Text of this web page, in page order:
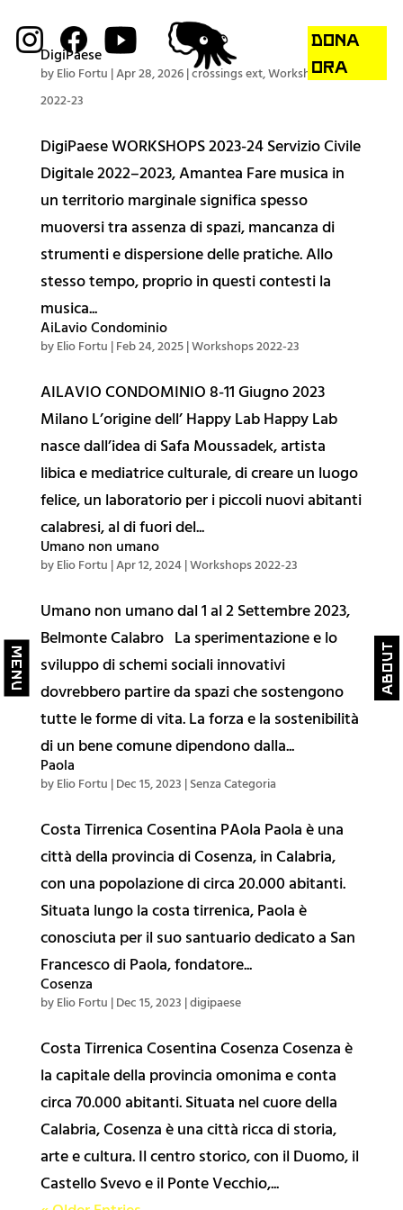
DigiPaese
byElio Fortu|Apr 28, 2026|crossings ext,Workshops
2022-23
DigiPaese WORKSHOPS 2023-24 Servizio Civile
Digitale 2022–2023, Amantea Fare musica in
un territorio marginale significa spesso
muoversi tra assenza di spazi, mancanza di
strumenti e dispersione delle pratiche. Allo
stesso tempo, proprio in questi contesti la
musica...
AiLavio Condominio
byElio Fortu|Feb 24, 2025|Workshops 2022-23
AILAVIO CONDOMINIO 8-11 Giugno 2023
Milano L’origine dell’ Happy Lab Happy Lab
nasce dall’idea di Safa Moussadek, artista
libica e mediatrice culturale, di creare un luogo
felice, un laboratorio per i piccoli nuovi abitanti
calabresi, al di fuori del...
Umano non umano
byElio Fortu|Apr 12, 2024|Workshops 2022-23
Umano non umano dal 1 al 2 Settembre 2023,
Belmonte Calabro La sperimentazione e lo
sviluppo di schemi sociali innovativi
dovrebbero partire da spazi che sostengono
tutte le forme di vita. La forza e la sostenibilità
di un bene comune dipendono dalla...
Paola
byElio Fortu|Dec 15, 2023|Senza Categoria
Costa Tirrenica Cosentina PAola Paola è una
città della provincia di Cosenza, in Calabria,
con una popolazione di circa 20.000 abitanti.
Situata lungo la costa tirrenica, Paola è
conosciuta per il suo santuario dedicato a San
Francesco di Paola, fondatore...
Cosenza
byElio Fortu|Dec 15, 2023|digipaese
Costa Tirrenica Cosentina Cosenza Cosenza è
la capitale della provincia omonima e conta
circa 70.000 abitanti. Situata nel cuore della
Calabria, Cosenza è una città ricca di storia,
arte e cultura. Il centro storico, con il Duomo, il
Castello Svevo e il Ponte Vecchio,...
DONA
ORA
close
Sulla Rivoluzione
🔮 Galleria
🔥 Collaborative Diary
✨ Cosmo
🌐 Belmondo
🌎 BelMondo Calling
🔊 DigiPaese
🏠 Casa di Belmondo
😊 Belmondo Festoons
🌿Belmondo Tracks
Educazione
🔀 Crossings EXT
🔥 Crossings Diary
🚪 Workshops 2023-24
🌱 Workshops 2022-23
🥗 Workshops 2021-22
⚡️ Workshops 2019-20
🍱 Workshops 2018-19
✍️ Workshops 2017-18
🚀 Workshops 2016-17
🌄 Workshops 2016
Menu close
About